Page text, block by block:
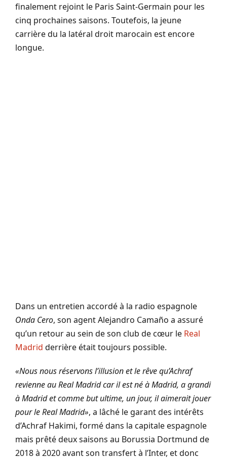
finalement rejoint le Paris Saint-Germain pour les
cinq prochaines saisons. Toutefois, la jeune
carrière du la latéral droit marocain est encore
longue.
Dans un entretien accordé à la radio espagnole
Onda Cero, son agent Alejandro Camaño a assuré
qu’un retour au sein de son club de cœur le Real
Madrid derrière était toujours possible.
«Nous nous réservons l’illusion et le rêve qu’Achraf
revienne au Real Madrid car il est né à Madrid, a grandi
à Madrid et comme but ultime, un jour, il aimerait jouer
pour le Real Madrid», a lâché le garant des intérêts
d’Achraf Hakimi, formé dans la capitale espagnole
mais prêté deux saisons au Borussia Dortmund de
2018 à 2020 avant son transfert à l’Inter, et donc